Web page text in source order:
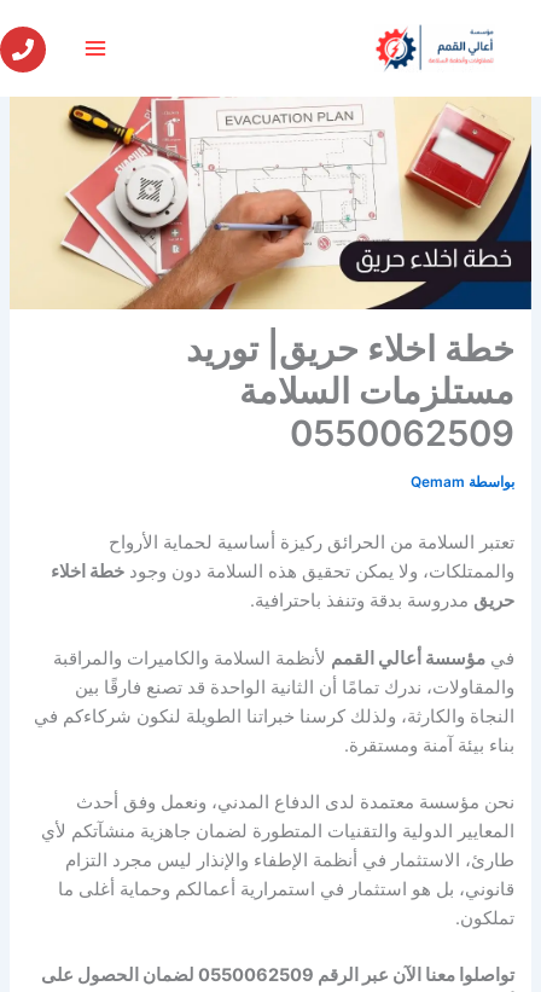
المحتوى
خطة اخلاء حريق| توريد
مستلزمات السلامة
0550062509
بواسطة Qemam
تعتبر السلامة من الحرائق ركيزة أساسية لحماية الأرواح
والممتلكات، ولا يمكن تحقيق هذه السلامة دون وجودخطة اخلاء
حريق مدروسة بدقة وتنفذ باحترافية.
فيمؤسسة أعالي القمم لأنظمة السلامة والكاميرات والمراقبة
والمقاولات، ندرك تمامًا أن الثانية الواحدة قد تصنع فارقًا بين
النجاة والكارثة، ولذلك كرسنا خبراتنا الطويلة لنكون شركاءكم في
بناء بيئة آمنة ومستقرة.
نحن مؤسسة معتمدة لدى الدفاع المدني، ونعمل وفق أحدث
المعايير الدولية والتقنيات المتطورة لضمان جاهزية منشآتكم لأي
طارئ، الاستثمار في أنظمة الإطفاء والإنذار ليس مجرد التزام
قانوني، بل هو استثمار في استمرارية أعمالكم وحماية أغلى ما
تملكون.
تواصلوا معنا الآن عبر الرقم 0550062509 لضمان الحصول على